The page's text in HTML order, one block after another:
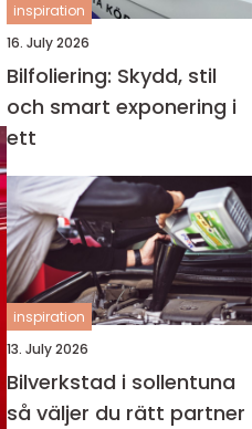
inspiration
16. July 2026
Bilfoliering: Skydd, stil
och smart exponering i
ett
inspiration
13. July 2026
Bilverkstad i sollentuna
så väljer du rätt partner